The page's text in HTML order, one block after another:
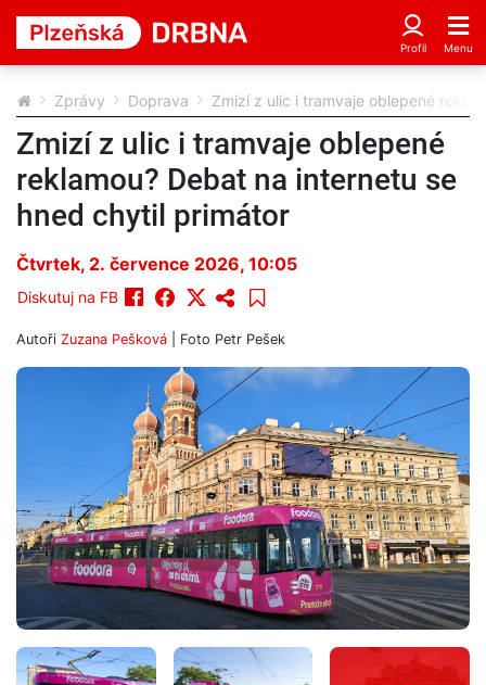
Zprávy Doprava Zmizí z ulic i tramvaje oblepené
Zmizí z ulic i tramvaje oblepené
reklamou? Debat na internetu se
hned chytil primátor
Čtvrtek, 2. července 2026, 10:05
Diskutuj na FB
Autoři Zuzana Pešková | Foto Petr Pešek